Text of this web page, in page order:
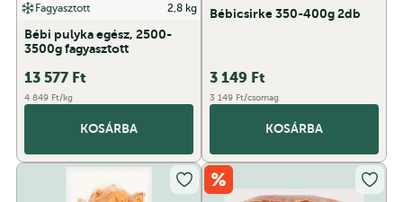
Fagyasztott 2,8 kg
Bébi pulyka egész, 2500-
3500g fagyasztott
13 577 Ft
4 849 Ft/kg
KOSÁRBA
Bébicsirke 350-400g 2db
3 149 Ft
3 149 Ft/csomag
KOSÁRBA